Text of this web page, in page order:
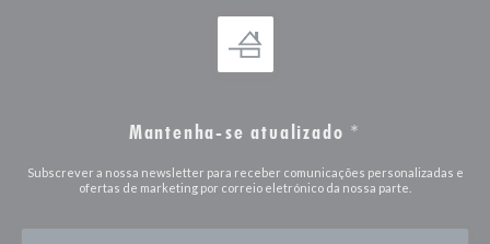
Mantenha-se atualizado *
Subscrever a nossa newsletter para receber comunicações personalizadas e
ofertas de marketing por correio eletrónico da nossa parte.